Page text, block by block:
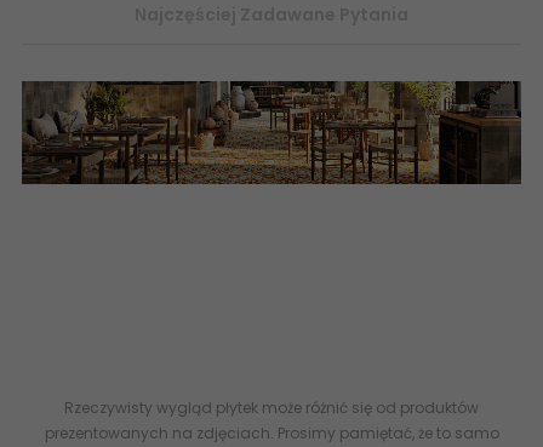
Rzeczywisty wygląd płytek może różnić się od produktów
prezentowanych na zdjęciach. Prosimy pamiętać, że to samo